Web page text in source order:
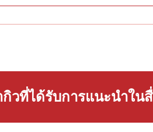
กิวที่ได้รับการแนะนำใน